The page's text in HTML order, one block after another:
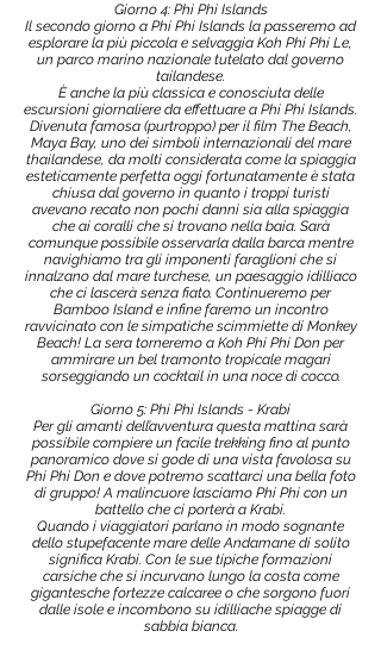
Giorno 4: Phi Phi Islands
Il secondo giorno a Phi Phi Islands la passeremo ad
esplorare la più piccola e selvaggia Koh Phi Phi Le,
un parco marino nazionale tutelato dal governo
tailandese.
È anche la più classica e conosciuta delle
escursioni giornaliere da effettuare a Phi Phi Islands.
Divenuta famosa (purtroppo) per il film The Beach,
Maya Bay, uno dei simboli internazionali del mare
thailandese, da molti considerata come la spiaggia
esteticamente perfetta oggi fortunatamente è stata
chiusa dal governo in quanto i troppi turisti
avevano recato non pochi danni sia alla spiaggia
che ai coralli che si trovano nella baia. Sarà
comunque possibile osservarla dalla barca mentre
navighiamo tra gli imponenti faraglioni che si
innalzano dal mare turchese, un paesaggio idilliaco
che ci lascerà senza fiato. Continueremo per
Bamboo Island e infine faremo un incontro
ravvicinato con le simpatiche scimmiette di Monkey
Beach! La sera torneremo a Koh Phi Phi Don per
ammirare un bel tramonto tropicale magari
sorseggiando un cocktail in una noce di cocco.
Giorno 5: Phi Phi Islands - Krabi
Per gli amanti dell’avventura questa mattina sarà
possibile compiere un facile trekking fino al punto
panoramico dove si gode di una vista favolosa su
Phi Phi Don e dove potremo scattarci una bella foto
di gruppo! A malincuore lasciamo Phi Phi con un
battello che ci porterà a Krabi.
Quando i viaggiatori parlano in modo sognante
dello stupefacente mare delle Andamane di solito
significa Krabi. Con le sue tipiche formazioni
carsiche che si incurvano lungo la costa come
gigantesche fortezze calcaree o che sorgono fuori
dalle isole e incombono su idilliache spiagge di
sabbia bianca.